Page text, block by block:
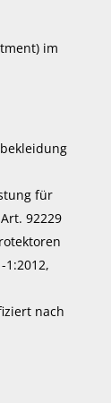
im
für
92229
1:2012,
nach